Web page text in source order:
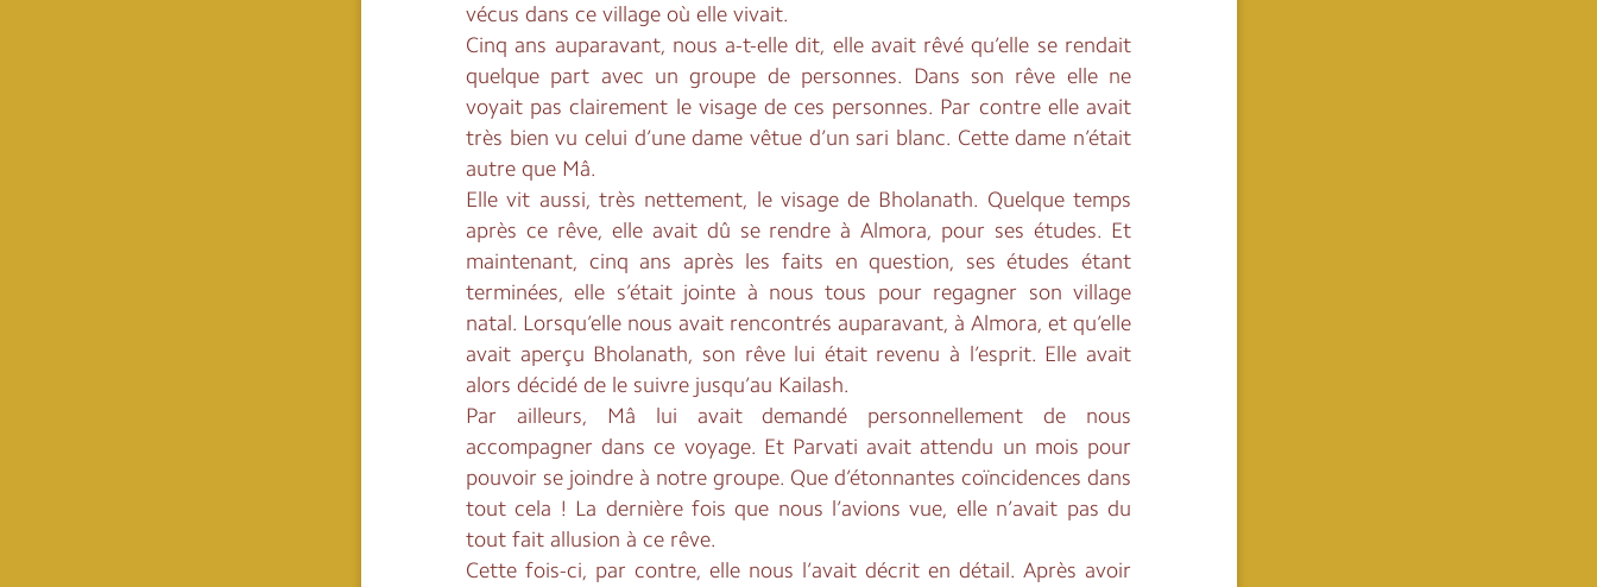
vécus dans ce village où elle vivait.
Cinq ans auparavant, nous a-t-elle dit, elle avait rêvé qu’elle se rendait
quelque part avec un groupe de personnes. Dans son rêve elle ne
voyait pas clairement le visage de ces personnes. Par contre elle avait
très bien vu celui d’une dame vêtue d’un sari blanc. Cette dame n’était
autre que Mâ.
Elle vit aussi, très nettement, le visage de Bholanath. Quelque temps
après ce rêve, elle avait dû se rendre à Almora, pour ses études. Et
maintenant, cinq ans après les faits en question, ses études étant
terminées, elle s’était jointe à nous tous pour regagner son village
natal. Lorsqu’elle nous avait rencontrés auparavant, à Almora, et qu’elle
avait aperçu Bholanath, son rêve lui était revenu à l’esprit. Elle avait
alors décidé de le suivre jusqu’au Kailash.
Par ailleurs, Mâ lui avait demandé personnellement de nous
accompagner dans ce voyage. Et Parvati avait attendu un mois pour
pouvoir se joindre à notre groupe. Que d’étonnantes coïncidences dans
tout cela ! La dernière fois que nous l’avions vue, elle n’avait pas du
tout fait allusion à ce rêve.
Cette fois-ci, par contre, elle nous l’avait décrit en détail. Après avoir